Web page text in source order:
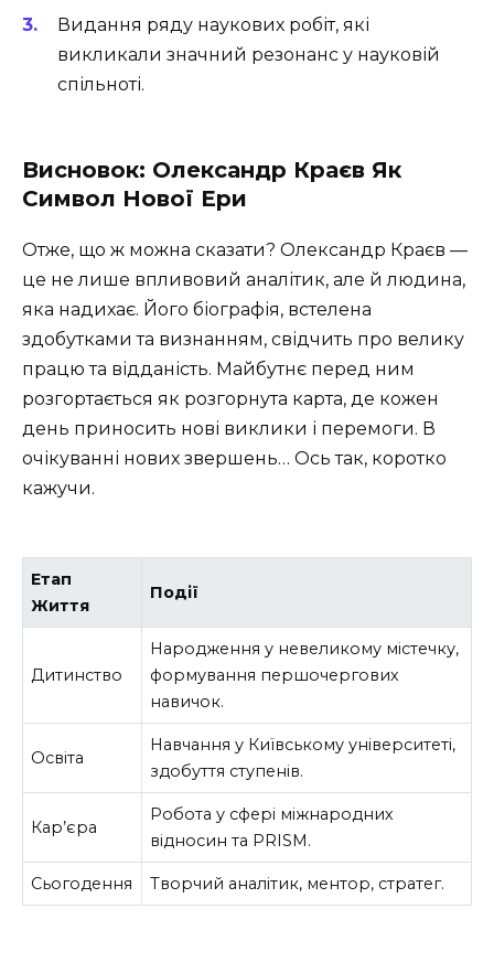
Видання ряду наукових робіт, які
викликали значний резонанс у науковій
спільноті.
Висновок: Олександр Краєв Як
Символ Нової Ери
Отже, що ж можна сказати? Олександр Краєв —
це не лише впливовий аналітик, але й людина,
яка надихає. Його біографія, встелена
здобутками та визнанням, свідчить про велику
працю та відданість. Майбутнє перед ним
розгортається як розгорнута карта, де кожен
день приносить нові виклики і перемоги. В
очікуванні нових звершень… Ось так, коротко
кажучи.
Етап
Життя
Події
Дитинство
Народження у невеликому містечку,
формування першочергових
навичок.
Освіта
Навчання у Київському університеті,
здобуття ступенів.
Кар’єра
Робота у сфері міжнародних
відносин та PRISM.
Сьогодення Творчий аналітик, ментор, стратег.